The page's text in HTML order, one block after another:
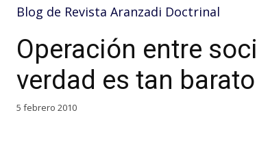
Blog de Revista Aranzadi Doctrinal
Operación entre
verdad es tan
5 febrero 2010